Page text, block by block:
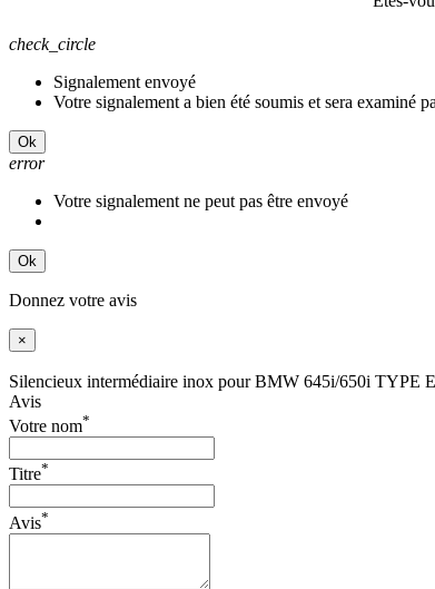
check_circle
Signalement envoyé
Votre signalement a bien été soumis et sera examiné
Ok
error
Votre signalement ne peut pas être envoyé
Ok
Donnez votre avis
×
Silencieux intermédiaire inox pour BMW 645i/650i TYPE
Avis
Votre nom*
Titre*
Avis*